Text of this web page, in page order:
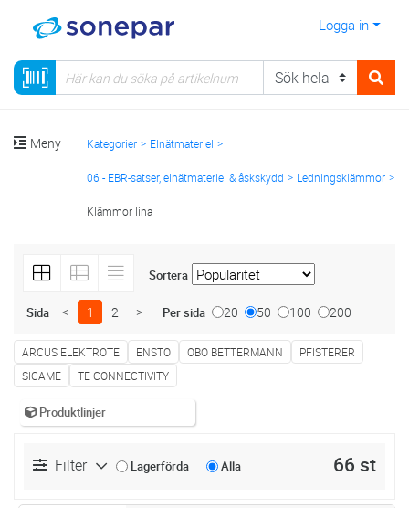
Logga in
Meny Kategorier Elnätmateriel
06 - EBR-satser, elnätmateriel & åskskydd Ledningsklämmor
Klämmor lina
Sortera
Sida < 1 2 > Per sida 20 50 100 200
ARCUS ELEKTROTE ENSTO OBO BETTERMANN
PFISTERER
SICAME
TE CONNECTIVITY
Produktlinjer
Filter Lagerförda Alla 66 st